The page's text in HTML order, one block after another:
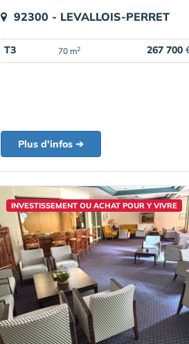
92300 - LEVALLOIS-PERRET
T3 70 m2 267 700
Plus d'infos ➔
INVESTISSEMENT OU ACHAT POUR Y VIVRE